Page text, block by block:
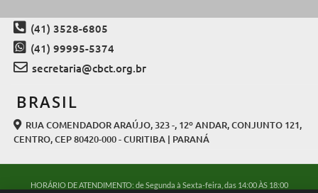
(41) 3528-6805
(41) 99995-5374
secretaria@cbct.org.br
BRASIL
RUA COMENDADOR ARAÚJO, 323 -, 12º ANDAR, CONJUNTO 121,
CENTRO, CEP 80420-000 - CURITIBA | PARANÁ
HORÁRIO DE ATENDIMENTO: de Segunda à Sexta-feira, das 14:00 ÀS 18:00